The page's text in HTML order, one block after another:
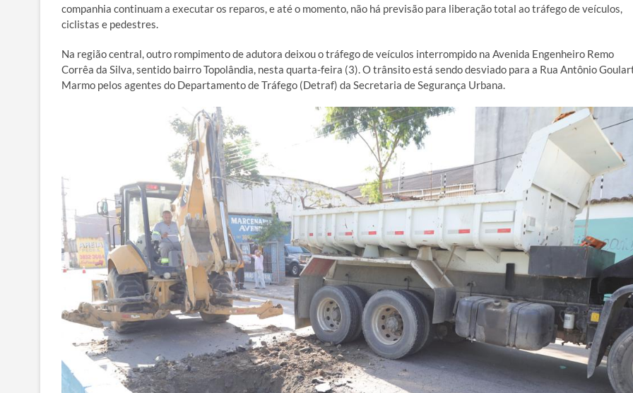
companhia continuam a executar os reparos, e até o momento, não há previsão para liberação total ao tráfego de veículos,
ciclistas e pedestres.
Na região central, outro rompimento de adutora deixou o tráfego de veículos interrompido na Avenida Engenheiro Remo
Corrêa da Silva, sentido bairro Topolândia, nesta quarta-feira (3). O trânsito está sendo desviado para a Rua Antônio
Marmo pelos agentes do Departamento de Tráfego (Detraf) da Secretaria de Segurança Urbana.